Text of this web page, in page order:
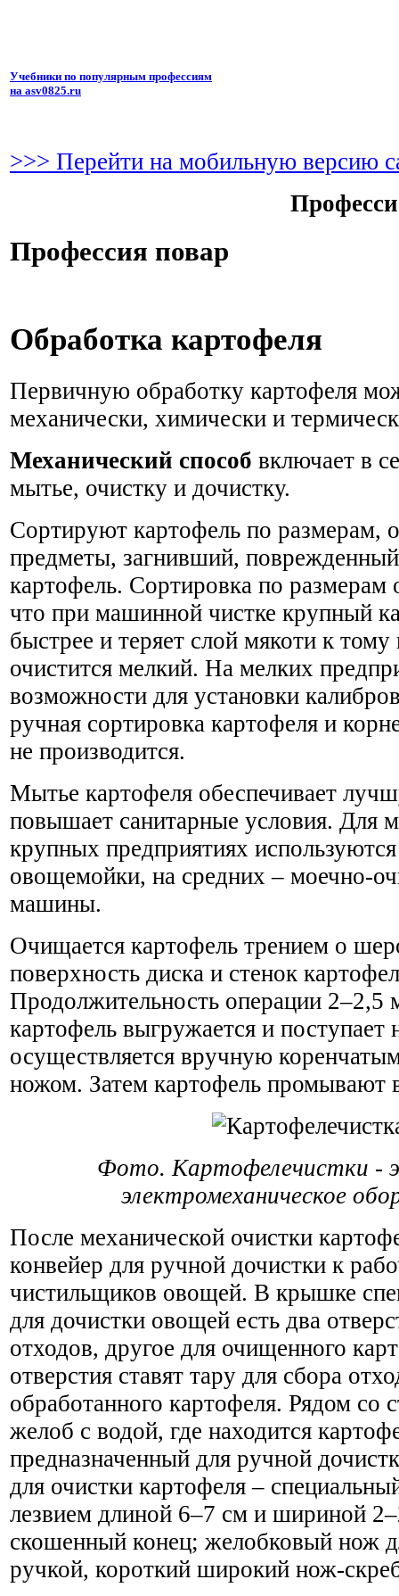
Учебники по популярным профессиям
на asv0825.ru
>>> Перейти на мобильную версию
Профессия повар
Обработка картофеля
Первичную обработку картофеля
механически, химически и
Механический способ включает в
мытье, очистку и дочистку.
Сортируют картофель по размерам,
предметы, загнивший,
картофель. Сортировка по размерам
что при машинной чистке крупный
быстрее и теряет слой мякоти к тому
очистится мелкий. На мелких
возможности для установки
ручная сортировка картофеля и
не производится.
Мытье картофеля обеспечивает
повышает санитарные условия. Для
крупных предприятиях
овощемойки, на средних – моечно-
машины.
Очищается картофель трением о
поверхность диска и стенок
Продолжительность операции
картофель выгружается и поступает
осуществляется вручную
ножом. Затем картофель промывают
Фото. Картофелечистки -
электромеханическое
После механической очистки
конвейер для ручной дочистки к
чистильщиков овощей. В крышке
для дочистки овощей есть два
отходов, другое для очищенного
отверстия ставят тару для сбора
обработанного картофеля. Рядом со
желоб с водой, где находится
предназначенный для ручной
для очистки картофеля –
лезвием длиной 6–7 см и шириной
скошенный конец; желобковый нож
ручкой, короткий широкий нож-